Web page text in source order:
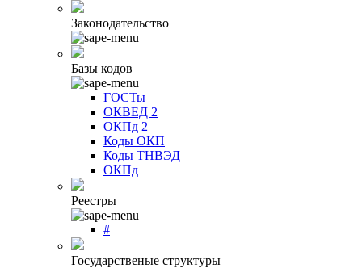
Законодательство
Базы кодов
ГОСТы
ОКВЕД 2
ОКПд 2
Коды ОКП
Коды ТНВЭД
ОКПд
Реестры
#
Государственые структуры